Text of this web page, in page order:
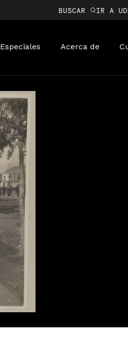
BUSCAR IR A
Especiales Acerca de